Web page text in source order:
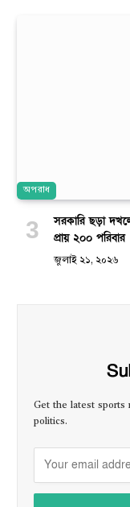
অপরাধ
সরকারি ছড়া
প্রায় ২০০ পরিবার
জুলাই ২১, ২০২৬
Get the latest sports
politics.